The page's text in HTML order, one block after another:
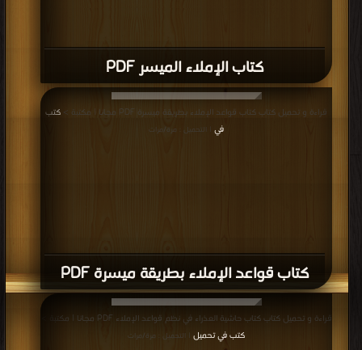
كتاب الإملاء الميسر PDF
كتاب قواعد الإملاء بطريقة ميسرة PDF
قراءة و تحميل كتاب كتاب قواعد الإملاء بطريقة ميسرة PDF مجانا | مكتبة >
كتب
في
| التحميل : مرة/مرات
قراءة و تحميل كتاب كتاب حاشية العذراء في نظم قواعد الإملاء PDF مجانا | مكتبة >
كتب في تحميل
| التحميل : مرة/مرات